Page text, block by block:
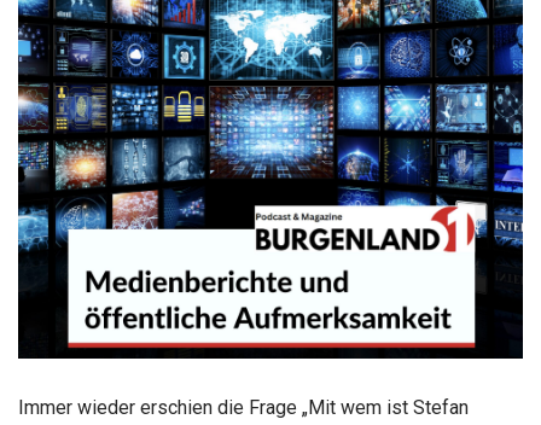
Immer wieder erschien die Frage „Mit wem ist Stefan